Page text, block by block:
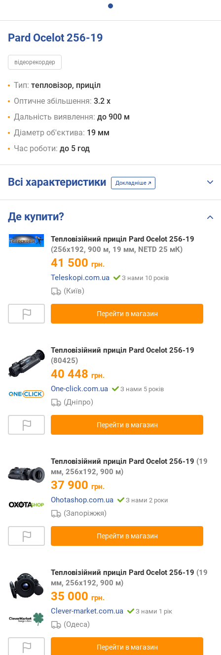
Pard Ocelot 256-19
відеорекордер
Тип: тепловізор, приціл
Оптичне збільшення: 3.2 x
Дальність виявлення: до 900 м
Діаметр об'єктива: 19 мм
Час роботи: до 5 год
Всі характеристики Докладніше
Де купити?
Тепловізійний приціл Pard Ocelot 256-19
(256x192, 900 м, 19 мм, NETD 25 мК)
41 500 грн.
Teleskopi.com.ua
З нами 10 років
(Київ)
Перейти в магазин
Тепловізійний приціл Pard Ocelot 256-19
(80425)
40 448 грн.
One-click.com.ua
З нами 5 років
(Дніпро)
Перейти в магазин
Тепловізійний приціл Pard Ocelot 256-19 (19
мм, 256х192, 900 м)
37 900 грн.
Ohotashop.com.ua
З нами 2 роки
(Запоріжжя)
Перейти в магазин
Тепловізійний приціл Pard Ocelot 256-19 (19
мм, 256х192, 900 м)
35 000 грн.
Clever-market.com.ua
З нами 1 рік
(Одеса)
Перейти в магазин